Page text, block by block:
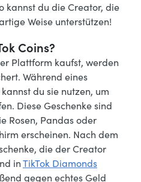
kannst du die Creator, die
Weise unterstützen!
Coins?
Plattform kaufst, werden
Während eines
du sie nutzen, um
Diese Geschenke sind
Rosen, Pandas oder
erscheinen. Nach dem
die der Creator
inTikTok Diamonds
gegen echtes Geld